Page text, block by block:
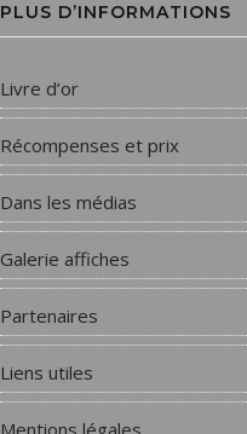
PLUS D’INFORMATIONS
Livre d’or
Récompenses et prix
Dans les médias
Galerie affiches
Partenaires
Liens utiles
Mentions légales